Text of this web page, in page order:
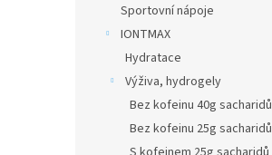
Sportovní nápoje
IONTMAX
Hydratace
Výživa, hydrogely
Bez kofeinu 40g sacharidů
Bez kofeinu 25g sacharidů